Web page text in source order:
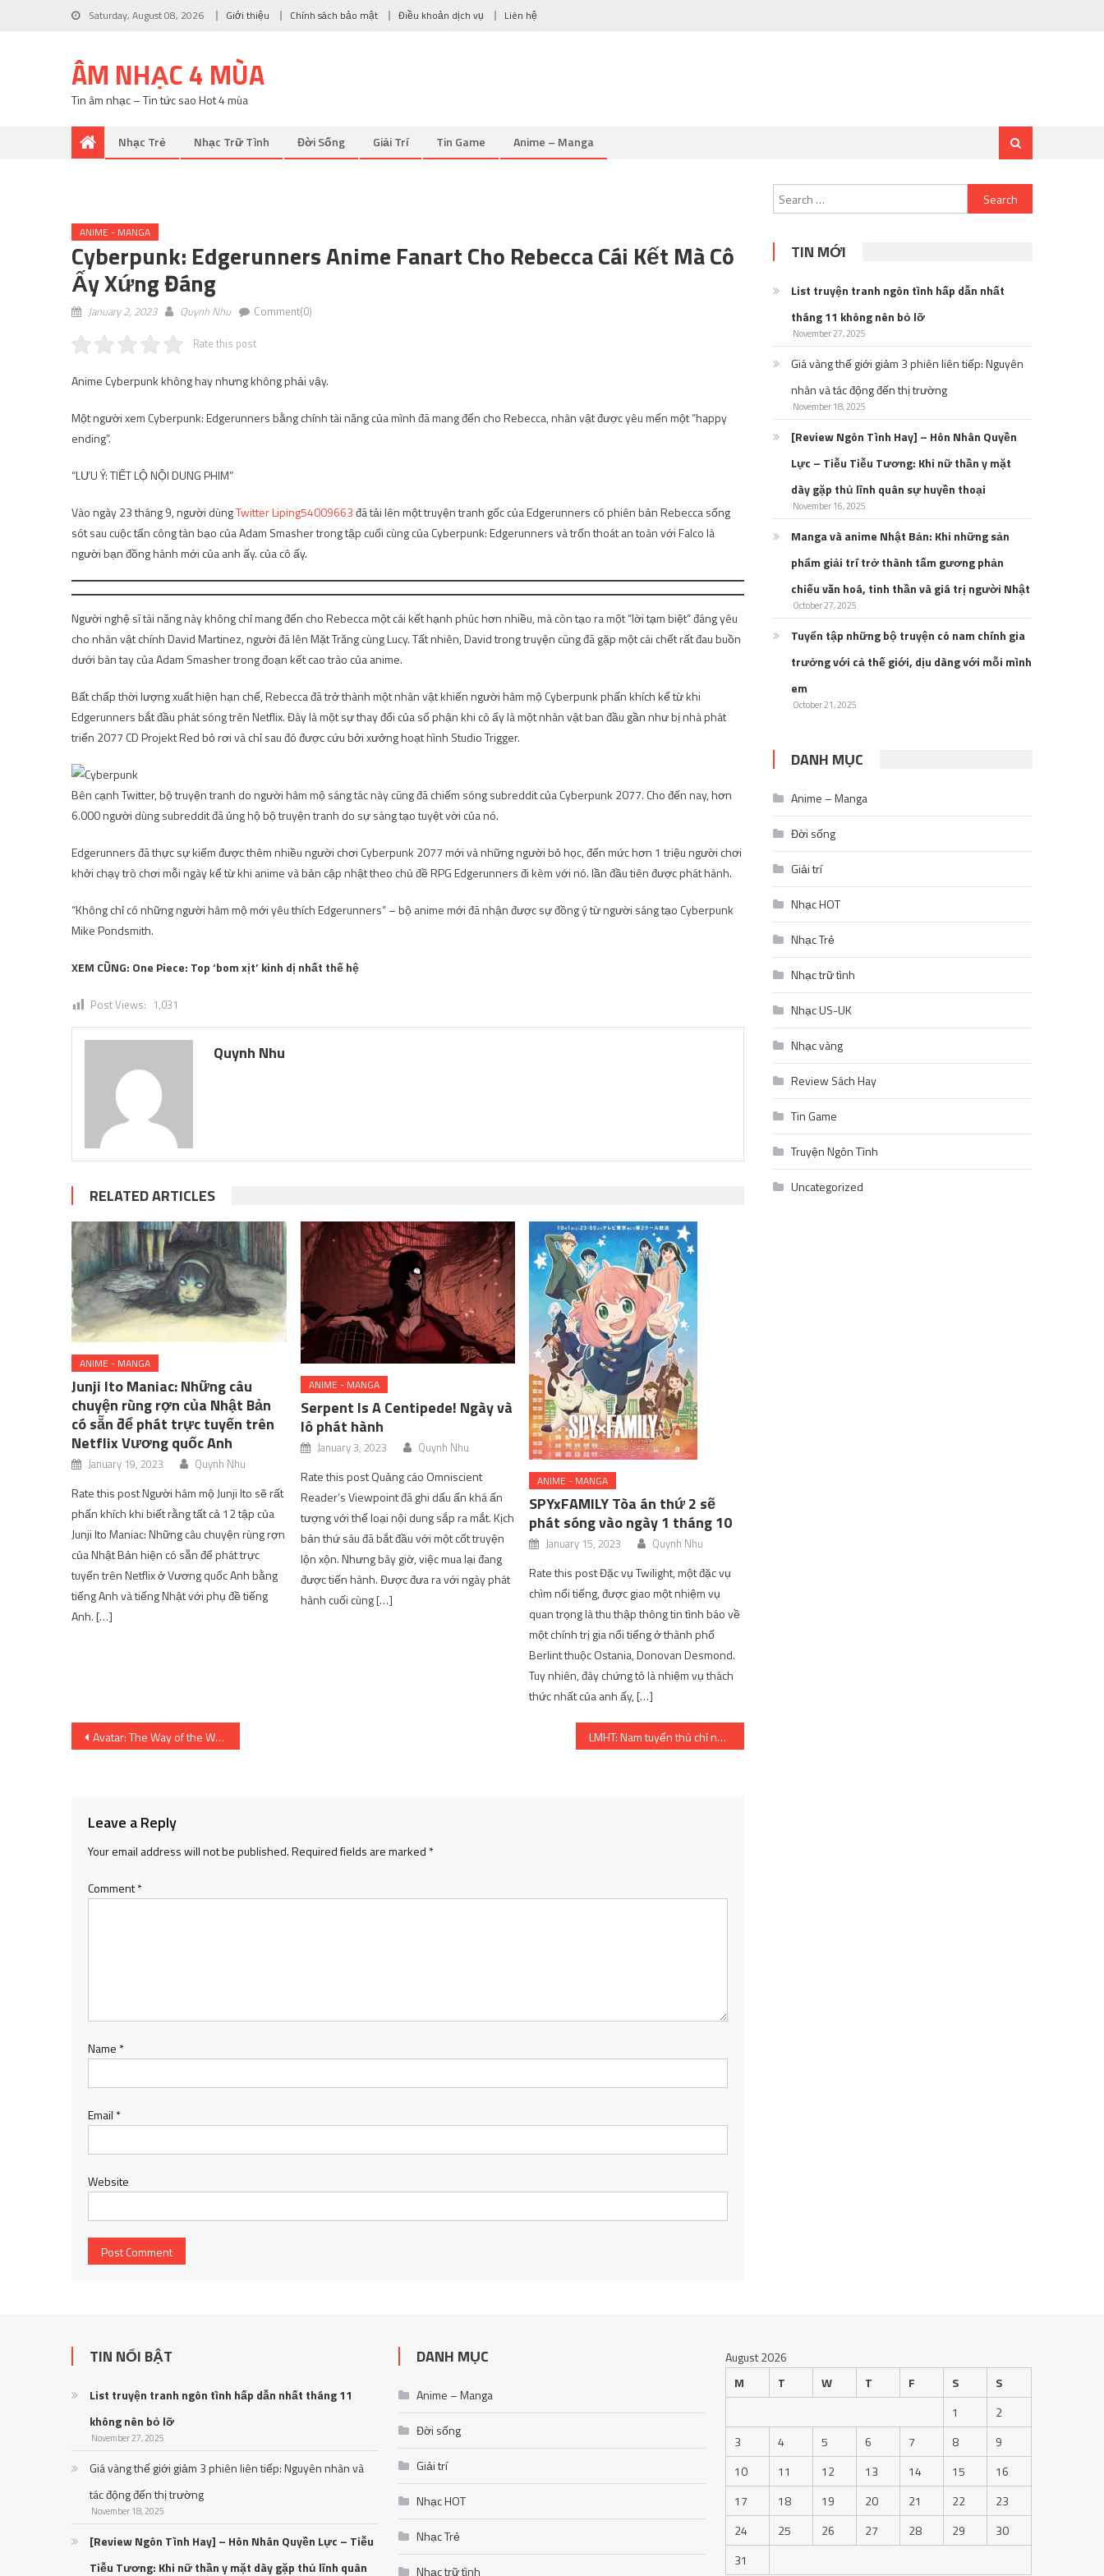
Saturday, August 08, 2026 Giới thiệu Chính sách bảo mật Điều khoản dịch vụ Liên hệ
ÂM NHẠC 4 MÙA
Tin âm nhạc – Tin tức sao Hot 4 mùa
Nhạc Trẻ Nhạc Trữ Tình Đời Sống Giải Trí Tin Game Anime – Manga
ANIME - MANGA
Cyberpunk: Edgerunners Anime Fanart Cho Rebecca Cái Kết Mà Cô
Ấy Xứng Đáng
January 2, 2023 Quynh Nhu Comment(0)
Rate this post
Anime Cyberpunk không hay nhưng không phải vậy.
Một người xem Cyberpunk: Edgerunners bằng chính tài năng của mình đã mang đến cho Rebecca, nhân vật được yêu mến một “happy
ending”.
“LƯU Ý: TIẾT LỘ NỘI DUNG PHIM”
Vào ngày 23 tháng 9, người dùngTwitter Liping54009663đã tải lên một truyện tranh gốc của Edgerunners có phiên bản Rebecca sống
sót sau cuộc tấn công tàn bạo của Adam Smasher trong tập cuối cùng của Cyberpunk: Edgerunners và trốn thoát an toàn với Falco là
người bạn đồng hành mới của anh ấy. của cô ấy.
Người nghệ sĩ tài năng này không chỉ mang đến cho Rebecca một cái kết hạnh phúc hơn nhiều, mà còn tạo ra một “lời tạm biệt” đáng yêu
cho nhân vật chính David Martinez, người đã lên Mặt Trăng cùng Lucy. Tất nhiên, David trong truyện cũng đã gặp một cái chết rất đau buồn
dưới bàn tay của Adam Smasher trong đoạn kết cao trào của anime.
Bất chấp thời lượng xuất hiện hạn chế, Rebecca đã trở thành một nhân vật khiến người hâm mộ Cyberpunk phấn khích kể từ khi
Edgerunners bắt đầu phát sóng trên Netflix. Đây là một sự thay đổi của số phận khi cô ấy là một nhân vật ban đầu gần như bị nhà phát
triển 2077 CD Projekt Red bỏ rơi và chỉ sau đó được cứu bởi xưởng hoạt hình Studio Trigger.
Bên cạnh Twitter, bộ truyện tranh do người hâm mộ sáng tác này cũng đã chiếm sóng subreddit của Cyberpunk 2077. Cho đến nay, hơn
6.000 người dùng subreddit đã ủng hộ bộ truyện tranh do sự sáng tạo tuyệt vời của nó.
Edgerunners đã thực sự kiếm được thêm nhiều người chơi Cyberpunk 2077 mới và những người bỏ học, đến mức hơn 1 triệu người chơi
khởi chạy trò chơi mỗi ngày kể từ khi anime và bản cập nhật theo chủ đề RPG Edgerunners đi kèm với nó. lần đầu tiên được phát hành.
“Không chỉ có những người hâm mộ mới yêu thích Edgerunners” – bộ anime mới đã nhận được sự đồng ý từ người sáng tạo Cyberpunk
Mike Pondsmith.
XEM CŨNG: One Piece: Top ‘bom xịt’ kinh dị nhất thế hệ
Post Views: 1,031
Quynh Nhu
RELATED ARTICLES
ANIME - MANGA
Junji Ito Maniac: Những câu
chuyện rùng rợn của Nhật Bản
có sẵn để phát trực tuyến trên
Netflix Vương quốc Anh
January 19, 2023 Quynh Nhu
Rate this post Người hâm mộ Junji Ito sẽ rất
phấn khích khi biết rằng tất cả 12 tập của
Junji Ito Maniac: Những câu chuyện rùng rợn
của Nhật Bản hiện có sẵn để phát trực
tuyến trên Netflix ở Vương quốc Anh bằng
tiếng Anh và tiếng Nhật với phụ đề tiếng
Anh. […]
ANIME - MANGA
Serpent Is A Centipede! Ngày và
lô phát hành
January 3, 2023 Quynh Nhu
Rate this post Quảng cáo Omniscient
Reader’s Viewpoint đã ghi dấu ấn khá ấn
tượng với thể loại nội dung sắp ra mắt. Kịch
bản thứ sáu đã bắt đầu với một cốt truyện
lộn xộn. Nhưng bây giờ, việc mua lại đang
được tiến hành. Được đưa ra với ngày phát
hành cuối cùng […]
ANIME - MANGA
SPYxFAMILY Tòa án thứ 2 sẽ
phát sóng vào ngày 1 tháng 10
January 15, 2023 Quynh Nhu
Rate this post Đặc vụ Twilight, một đặc vụ
chìm nổi tiếng, được giao một nhiệm vụ
quan trọng là thu thập thông tin tình báo về
một chính trị gia nổi tiếng ở thành phố
Berlint thuộc Ostania, Donovan Desmond.
Tuy nhiên, đây chứng tỏ là nhiệm vụ thách
thức nhất của anh ấy, […]
Post
Avatar: The Way of the Water sẽ có cốt truyện khó đoán | SharingFunVN LMHT: Nam tuyển thủ chỉ nghe fan chửi vẫn kiếm hơn 400 triệu đồng mỗi ngày | SharingFunVN
Leave a Reply
Your email address will not be published.Required fields are marked *
Comment*
Name *
Email *
Website
Search
for:
TIN MỚI
List truyện tranh ngôn tình hấp dẫn nhất
tháng 11 không nên bỏ lỡ
November 27, 2025
Giá vàng thế giới giảm 3 phiên liên tiếp: Nguyên
nhân và tác động đến thị trường
November 18, 2025
[Review Ngôn Tình Hay] – Hôn Nhân Quyền
Lực – Tiễu Tiễu Tương: Khi nữ thần y mặt
dày gặp thủ lĩnh quân sự huyền thoại
November 16, 2025
Manga và anime Nhật Bản: Khi những sản
phẩm giải trí trở thành tấm gương phản
chiếu văn hoá, tinh thần và giá trị người Nhật
October 27, 2025
Tuyển tập những bộ truyện có nam chính gia
trưởng với cả thế giới, dịu dàng với mỗi mình
em
October 21, 2025
DANH MỤC
Anime – Manga
Đời sống
Giải trí
Nhạc HOT
Nhạc Trẻ
Nhạc trữ tình
Nhạc US-UK
Nhạc vàng
Review Sách Hay
Tin Game
Truyện Ngôn Tình
Uncategorized
TIN NỔI BẬT
List truyện tranh ngôn tình hấp dẫn nhất tháng 11
không nên bỏ lỡ
November 27, 2025
Giá vàng thế giới giảm 3 phiên liên tiếp: Nguyên nhân và
tác động đến thị trường
November 18, 2025
[Review Ngôn Tình Hay] – Hôn Nhân Quyền Lực – Tiễu
Tiễu Tương: Khi nữ thần y mặt dày gặp thủ lĩnh quân
DANH MỤC
Anime – Manga
Đời sống
Giải trí
Nhạc HOT
Nhạc Trẻ
Nhạc trữ tình
August 2026
M
T W T F S
S
1
2
3
4 5 6 7 8
9
10
11 12 13 14 15
16
17
18 19 20 21 22
23
24
25 26 27 28 29
30
31